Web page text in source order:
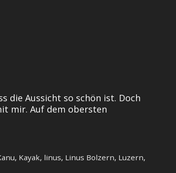
die Aussicht so schön ist. Doch
mir. Auf dem obersten
, Kayak, linus, Linus Bolzern, Luzern,